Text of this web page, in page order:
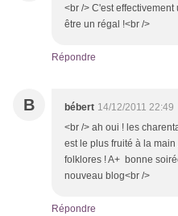
<br /> C'est
être un régal !<br />
Répondre
B bébert 14/12/2011 22:49
<br /> ah oui ! les
est le plus fruité à la
folklores ! A+ bonne
nouveau blog<br />
Répondre